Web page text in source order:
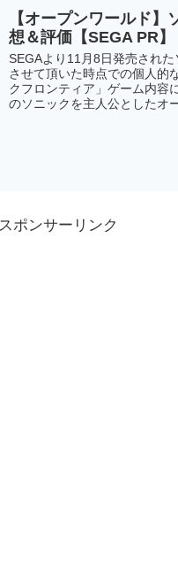
【オープンワールド
想＆評価【SEGA PR】
SEGAより11月8日発売され
させて頂いた時点での個人的
クフロンティア」ゲーム内容
のソニックを主人公としたオ
スポンサーリンク